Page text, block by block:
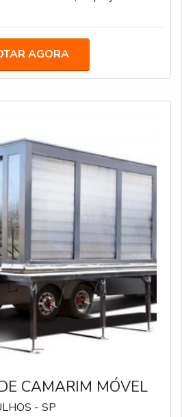
no atendimento.Com
para cada tipo de curso, as
Truckvan criam o ambiente
AGORA
CAMARIM MÓVEL
- SP